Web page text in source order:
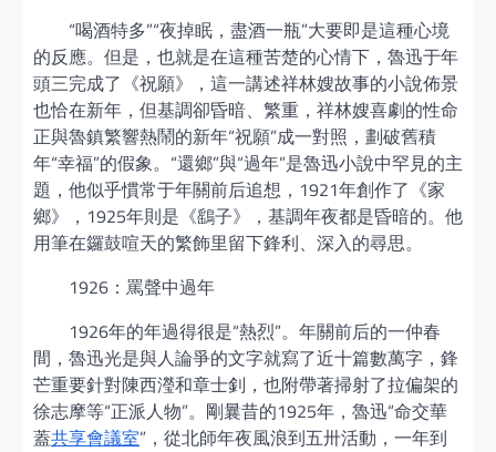
“喝酒特多”“夜掉眠，盡酒一瓶”大要即是這種心境
的反應。但是，也就是在這種苦楚的心情下，魯迅于年
頭三完成了《祝願》，這一講述祥林嫂故事的小說佈景
也恰在新年，但基調卻昏暗、繁重，祥林嫂喜劇的性命
正與魯鎮繁響熱鬧的新年“祝願”成一對照，劃破舊積
年“幸福”的假象。“還鄉”與“過年”是魯迅小說中罕見的主
題，他似乎慣常于年關前后追想，1921年創作了《家
鄉》，1925年則是《鷂子》，基調年夜都是昏暗的。他
用筆在鑼鼓喧天的繁飾里留下鋒利、深入的尋思。
1926：罵聲中過年
1926年的年過得很是“熱烈”。年關前后的一仲春
間，魯迅光是與人論爭的文字就寫了近十篇數萬字，鋒
芒重要針對陳西瀅和章士釗，也附帶著掃射了拉偏架的
徐志摩等“正派人物”。剛曩昔的1925年，魯迅“命交華
蓋共享會議室”，從北師年夜風浪到五卅活動，一年到